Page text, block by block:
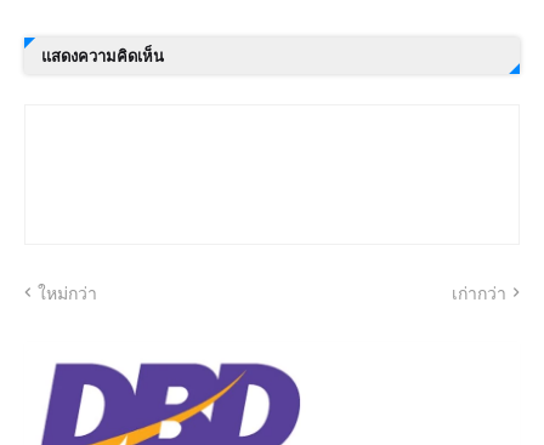
แสดงความคิดเห็น
ใหม่กว่า เก่ากว่า